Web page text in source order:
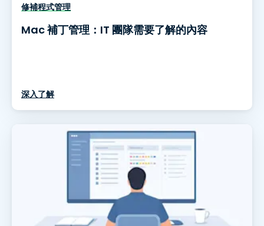
修補程式管理
Mac 補丁管理：IT 團隊需要了解的內容
深入了解